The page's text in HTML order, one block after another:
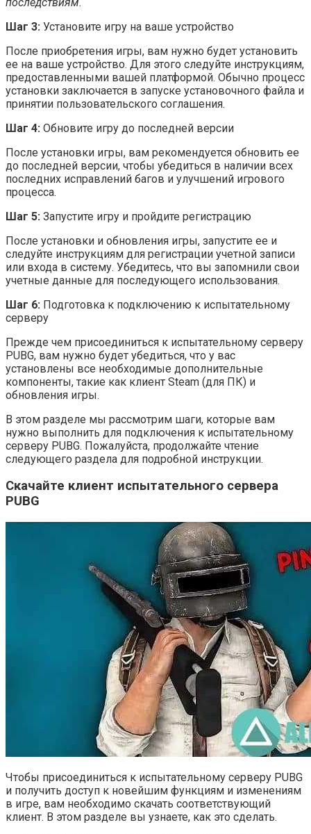
Шаг 3: Установите игру на ваше устройство
После приобретения игры, вам нужно будет установить
ее на ваше устройство. Для этого следуйте инструкциям,
предоставленными вашей платформой. Обычно процесс
установки заключается в запуске установочного файла и
принятии пользовательского соглашения.
Шаг 4: Обновите игру до последней версии
После установки игры, вам рекомендуется обновить ее
до последней версии, чтобы убедиться в наличии всех
последних исправлений багов и улучшений игрового
процесса.
Шаг 5: Запустите игру и пройдите регистрацию
После установки и обновления игры, запустите ее и
следуйте инструкциям для регистрации учетной записи
или входа в систему. Убедитесь, что вы запомнили свои
учетные данные для последующего использования.
Шаг 6: Подготовка к подключению к испытательному
серверу
Прежде чем присоединиться к испытательному серверу
PUBG, вам нужно будет убедиться, что у вас
установлены все необходимые дополнительные
компоненты, такие как клиент Steam (для ПК) и
обновления игры.
В этом разделе мы рассмотрим шаги, которые вам
нужно выполнить для подключения к испытательному
серверу PUBG. Пожалуйста, продолжайте чтение
следующего раздела для подробной инструкции.
Скачайте клиент испытательного сервера
PUBG
Чтобы присоединиться к испытательному серверу PUBG
и получить доступ к новейшим функциям и изменениям
в игре, вам необходимо скачать соответствующий
клиент. В этом разделе вы узнаете, как это сделать.